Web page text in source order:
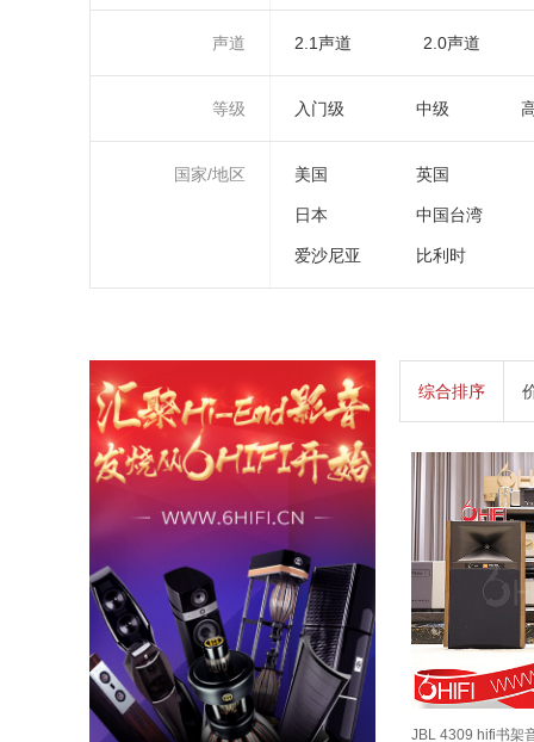
声道 2.1声道 2.0声道
等级 入门级 中级
国家/地区 美国 英国
日本 中国台湾
爱沙尼亚 比利时
综合排序
JBL 4309 hifi书架